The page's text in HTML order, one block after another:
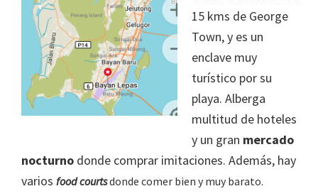
15 kms de George
Town, y es un
enclave muy
turístico por su
playa. Alberga
multitud de hoteles
y un gran mercado
nocturno donde comprar imitaciones. Además, hay
varios food courtsdonde comer bien y muy barato.